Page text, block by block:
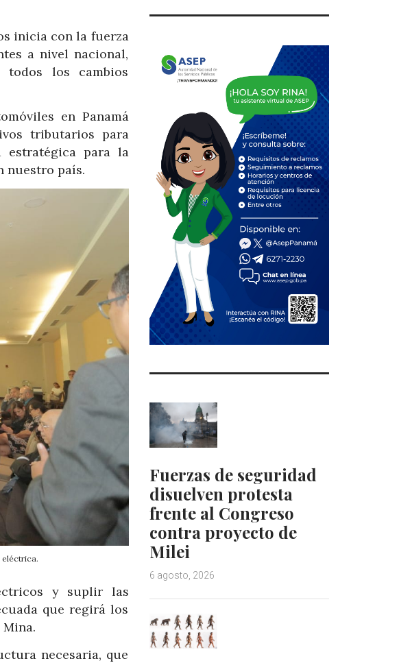
inicia con la fuerza
a nivel nacional,
los cambios
en Panamá
tributarios para
para la
nuestro país.
eléctrica.
y suplir las
que regirá los
necesaria, que
Fuerzas de seguridad
disuelven protesta
frente al Congreso
contra proyecto de
Milei
6 agosto, 2026